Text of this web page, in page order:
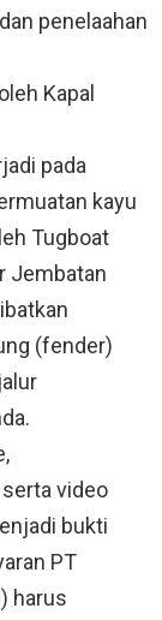
penelaahan
Kapal
pada
kayu
Tugboat
Jembatan
(fender)
video
bukti
PT
harus